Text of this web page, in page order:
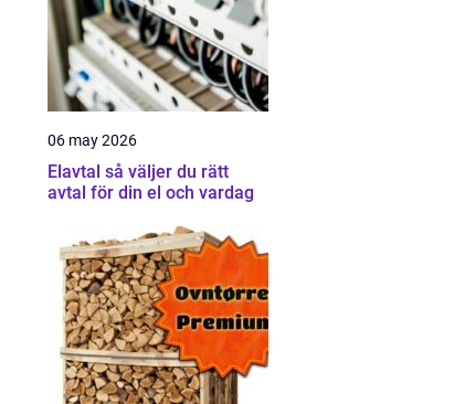
06 may 2026
Elavtal så väljer du rätt
avtal för din el och vardag